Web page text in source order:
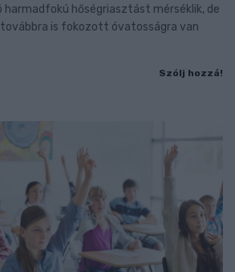
hőségriasztást mérséklik, de
is fokozott óvatosságra van
Szólj hozzá!